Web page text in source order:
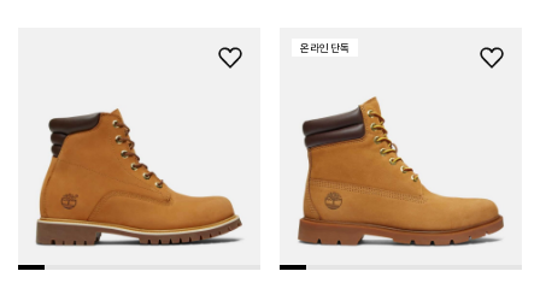
위
추
가
위
추
가
온라인 단독